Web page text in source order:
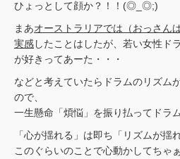
ひょっとして顔か？！！(◎_◎;)
まあオーストラリアでは（おっさん
実感したことはしたが、若い女性ド
が好きってあーた・・・
などと考えていたらドラムのリズム
ので、
一生懸命「煩悩」を振り払ってドラ
「心が揺れる」は即ち「リズムが揺
このぐらいのことで心動かしてちゃ